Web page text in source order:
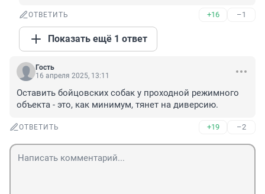
ОТВЕТИТЬ +16 –1
Показать ещё 1 ответ
Гость
16 апреля 2025, 13:11
Оставить бойцовских собак у проходной режимного
объекта - это, как минимум, тянет на диверсию.
ОТВЕТИТЬ +19 –2